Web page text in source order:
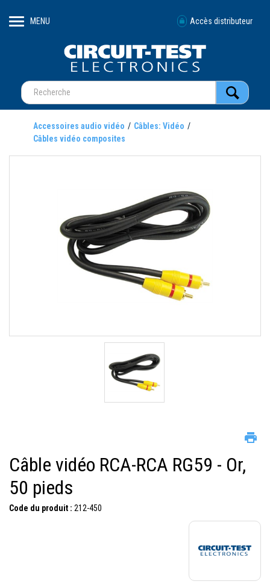
MENU Accès distributeur
Accessoires audio vidéo
Câbles: Vidéo
Câbles vidéo composites
Câble vidéo RCA-RCA RG59 - Or,
50 pieds
Code du produit : 212-450